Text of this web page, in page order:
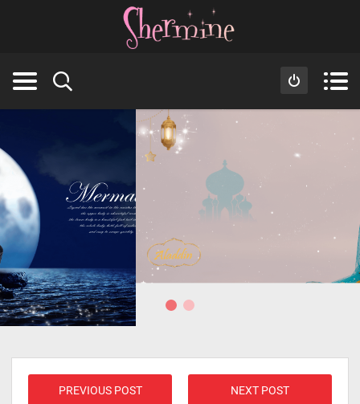
PREVIOUS POST NEXT POST